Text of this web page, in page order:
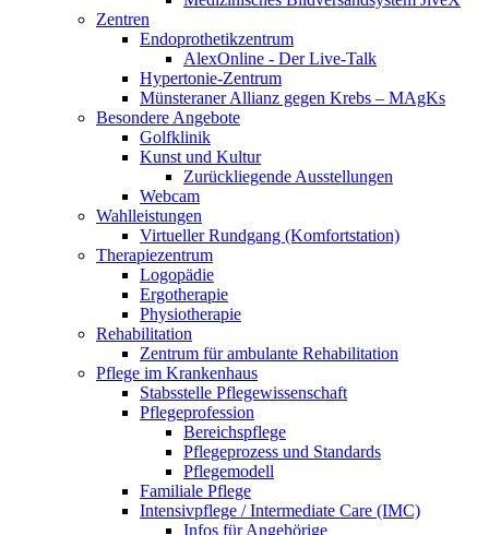
Zentren
Endoprothetikzentrum
AlexOnline - Der Live-Talk
Hypertonie-Zentrum
Münsteraner Allianz gegen Krebs – MAgKs
Besondere Angebote
Golfklinik
Kunst und Kultur
Zurückliegende Ausstellungen
Webcam
Wahlleistungen
Virtueller Rundgang (Komfortstation)
Therapiezentrum
Logopädie
Ergotherapie
Physiotherapie
Rehabilitation
Zentrum für ambulante Rehabilitation
Pflege im Krankenhaus
Stabsstelle Pflegewissenschaft
Pflegeprofession
Bereichspflege
Pflegeprozess und Standards
Pflegemodell
Familiale Pflege
Intensivpflege / Intermediate Care (IMC)
Infos für Angehörige